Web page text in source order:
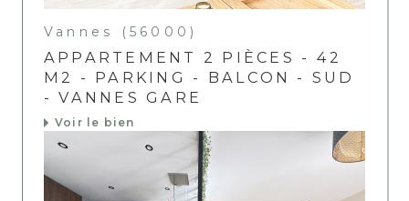
Vannes (56000)
APPARTEMENT 2 PIÈCES - 42
M2 - PARKING - BALCON - SUD
- VANNES GARE
Voir le bien